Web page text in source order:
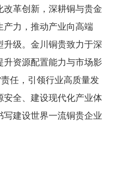
革创新，深耕铜与贵金
产力，推动产业向高端
级。金川铜贵致力于深
升资源配置能力与市场影
任，引领行业高质量发
安全、建设现代化产业体
写建设世界一流铜贵企业